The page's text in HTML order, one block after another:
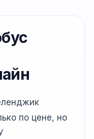
по цене, но